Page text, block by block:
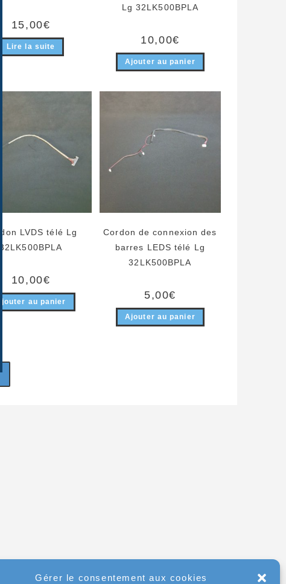
Gérer le consentement aux cookies
15,00€
Lire la suite
Lg 32LK500BPLA
10,00€
Ajouter au panier
LVDS télé Lg
32LK500BPLA
10,00€
Ajouter au panier
Cordon de connexion des
barres LEDS télé Lg
32LK500BPLA
5,00€
Ajouter au panier